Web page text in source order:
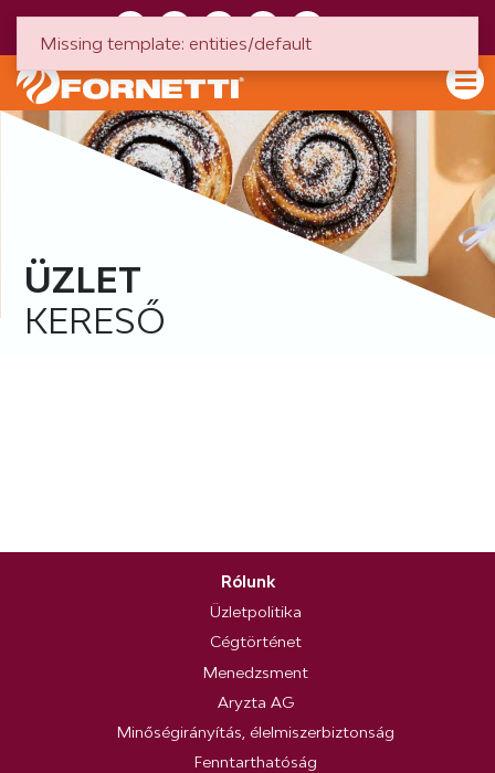
ÜZLET
KERESŐ
Rólunk
Üzletpolitika
Cégtörténet
Menedzsment
Aryzta AG
Minőségirányítás, élelmiszerbiztonság
Fenntarthatóság
Missing template: entities/default